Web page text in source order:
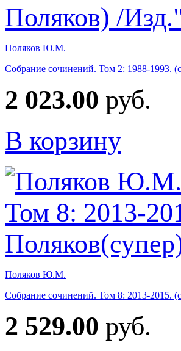
Поляков Ю.М.
Собрание сочинений. Том 2: 1988-
2 023.00 руб.
В корзину
Поляков Ю.М.
Собрание сочинений. Том 8: 2013-
2 529.00 руб.